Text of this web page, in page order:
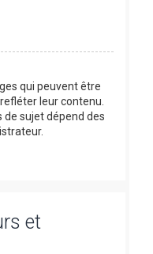
qui peuvent être
leur contenu.
de sujet dépend des
et